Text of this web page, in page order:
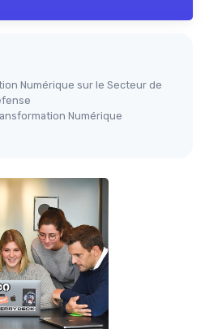
Numérique sur le Secteur de
Numérique